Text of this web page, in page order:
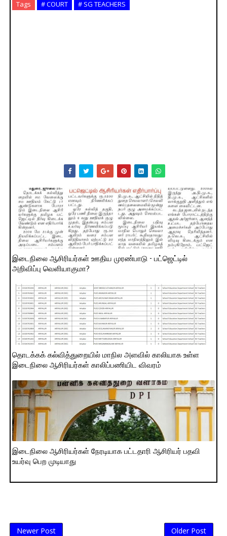
Tags # COURT # SG TEACHERS
இடைநிலை ஆசிரியர்கள் ஊதிய முரண்பாடு - பட்ஜெட்டில்
அறிவிப்பு வெளியாகுமா?
தொடக்கக் கல்வித்துறையில் மாநில அளவில் காலியாக உள்ள
இடைநிலை ஆசிரியர்கள் காலிப்பணியிட விவரம்
இடைநிலை ஆசிரியர்கள் நேரடியாக பட்டதாரி ஆசிரியர் பதவி
உயர்வு பெற முடியாது
Newer Post Older Post